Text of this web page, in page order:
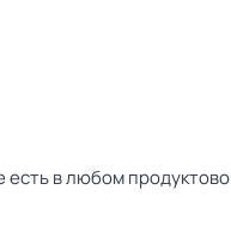
есть в любом